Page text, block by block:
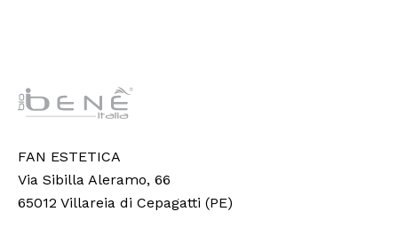
FAN ESTETICA
Via Sibilla Aleramo, 66
65012 Villareia di Cepagatti (PE)